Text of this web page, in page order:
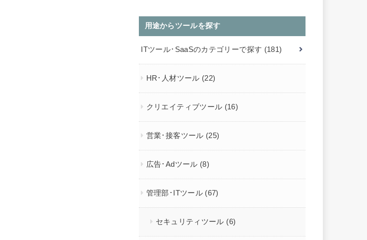
用途からツールを探す
ITツール･SaaSのカテゴリーで探す (181)
HR･人材ツール (22)
クリエイティブツール (16)
営業･接客ツール (25)
広告･Adツール (8)
管理部･ITツール (67)
セキュリティツール (6)